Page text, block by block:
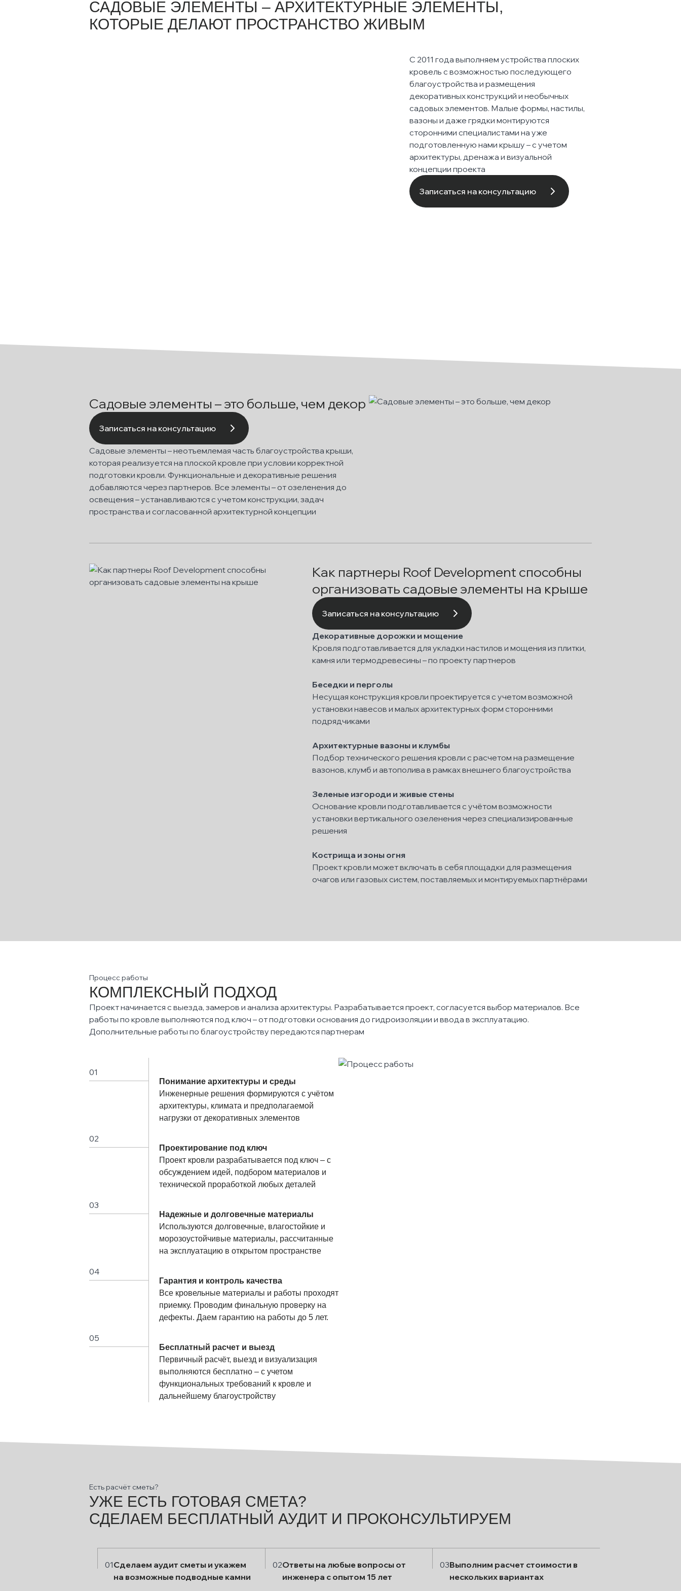
САДОВЫЕ ЭЛЕМЕНТЫ – АРХИТЕКТУРНЫЕ ЭЛЕМЕНТЫ,
КОТОРЫЕ ДЕЛАЮТ ПРОСТРАНСТВО ЖИВЫМ
С 2011 года выполняем устройства плоских
кровель с возможностью последующего
благоустройства и размещения
декоративных конструкций и необычных
садовых элементов. Малые формы, настилы,
вазоны и даже грядки монтируются
сторонними специалистами на уже
подготовленную нами крышу – с учетом
архитектуры, дренажа и визуальной
концепции проекта
Записаться на консультацию
Садовые элементы – это больше, чем декор
Записаться на консультацию
Садовые элементы – неотъемлемая часть благоустройства крыши,
которая реализуется на плоской кровле при условии корректной
подготовки кровли. Функциональные и декоративные решения
добавляются через партнеров. Все элементы – от озеленения до
освещения – устанавливаются с учетом конструкции, задач
пространства и согласованной архитектурной концепции
Как партнеры Roof Development способны
организовать садовые элементы на крыше
Записаться на консультацию
Декоративные дорожки и мощение
Кровля подготавливается для укладки настилов и мощения из плитки,
камня или термодревесины – по проекту партнеров
Беседки и перголы
Несущая конструкция кровли проектируется с учетом возможной
установки навесов и малых архитектурных форм сторонними
подрядчиками
Архитектурные вазоны и клумбы
Подбор технического решения кровли с расчетом на размещение
вазонов, клумб и автополива в рамках внешнего благоустройства
Зеленые изгороди и живые стены
Основание кровли подготавливается с учётом возможности
установки вертикального озеленения через специализированные
решения
Кострища и зоны огня
Проект кровли может включать в себя площадки для размещения
очагов или газовых систем, поставляемых и монтируемых партнёрами
Процесс работы
КОМПЛЕКСНЫЙ ПОДХОД
Проект начинается с выезда, замеров и анализа архитектуры. Разрабатывается проект, согласуется выбор материалов. Все
работы по кровле выполняются под ключ – от подготовки основания до гидроизоляции и ввода в эксплуатацию.
Дополнительные работы по благоустройству передаются партнерам
01
Понимание архитектуры и среды
Инженерные решения формируются с учётом
архитектуры, климата и предполагаемой
нагрузки от декоративных элементов
02
Проектирование под ключ
Проект кровли разрабатывается под ключ – с
обсуждением идей, подбором материалов и
технической проработкой любых деталей
03
Надежные и долговечные материалы
Используются долговечные, влагостойкие и
морозоустойчивые материалы, рассчитанные
на эксплуатацию в открытом пространстве
04
Гарантия и контроль качества
Все кровельные материалы и работы проходят
приемку. Проводим финальную проверку на
дефекты. Даем гарантию на работы до 5 лет.
05
Бесплатный расчет и выезд
Первичный расчёт, выезд и визуализация
выполняются бесплатно – с учетом
функциональных требований к кровле и
дальнейшему благоустройству
Есть расчёт сметы?
УЖЕ ЕСТЬ ГОТОВАЯ СМЕТА?
СДЕЛАЕМ БЕСПЛАТНЫЙ АУДИТ И ПРОКОНСУЛЬТИРУЕМ
01Сделаем аудит сметы и укажем
на возможные подводные камни
02Ответы на любые вопросы от
инженера с опытом 15 лет
03Выполним расчет стоимости в
нескольких вариантах
Согласен с политикой конфиденциальности
Согласен с политикой конфиденциальности